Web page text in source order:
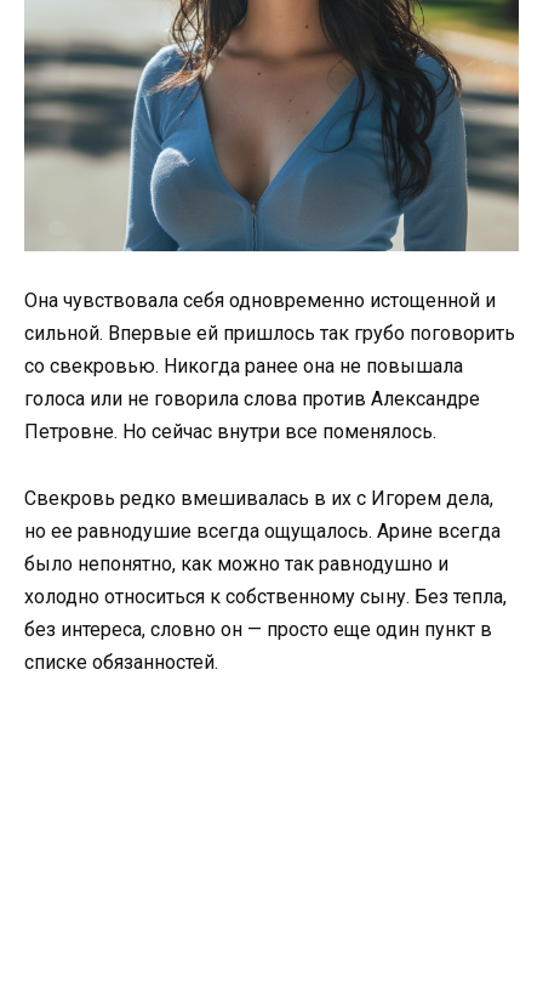
Она чувствовала себя одновременно истощенной и
сильной. Впервые ей пришлось так грубо поговорить
со свекровью. Никогда ранее она не повышала
голоса или не говорила слова против Александре
Петровне. Но сейчас внутри все поменялось.
Свекровь редко вмешивалась в их с Игорем дела,
но ее равнодушие всегда ощущалось. Арине всегда
было непонятно, как можно так равнодушно и
холодно относиться к собственному сыну. Без тепла,
без интереса, словно он — просто еще один пункт в
списке обязанностей.